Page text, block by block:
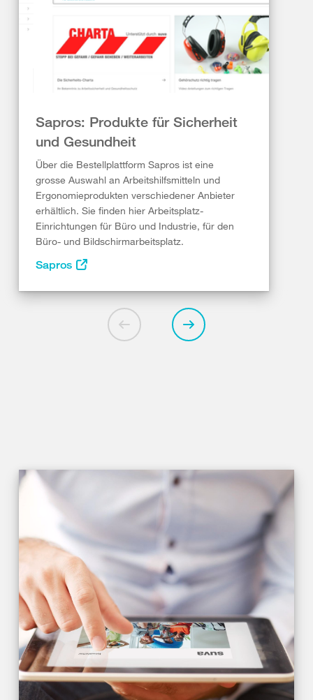
Sapros: Produkte für Sicherheit
und Gesundheit
Über die Bestellplattform Sapros ist eine
grosse Auswahl an Arbeitshilfsmitteln und
Ergonomieprodukten verschiedener Anbieter
erhältlich. Sie finden hier Arbeitsplatz-
Einrichtungen für Büro und Industrie, für den
Büro- und Bildschirmarbeitsplatz.
Sapros